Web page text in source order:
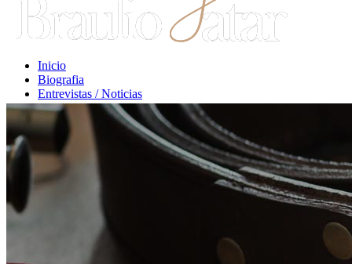
Inicio
Biografia
Entrevistas / Noticias
Libros / Comentarios
Opiniones
Escritos Jurídicos
Clases / Charlas